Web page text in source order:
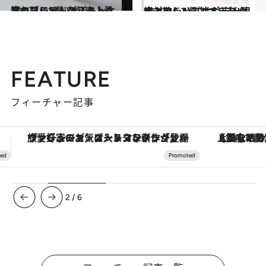
2020.10.15
憧れブランドのスキンケアコフレ5選 自分史上最高の肌にアップデート！
ビューティ＆ヘルス 2020.10.2
絶対欲しい！ ホリデー限定コフレ4選 甘すぎない大人のシンプルポーチ付き
ビューティ＆ヘルス
FEATURE
フィーチャー記事
【銀座で出合う最旬美容】美髪ケアや上質な眠り…セルフケアのアップデートから、特別な名入れギフトまで。大人のための「ReFa GINZA」クルーズ
3 /6